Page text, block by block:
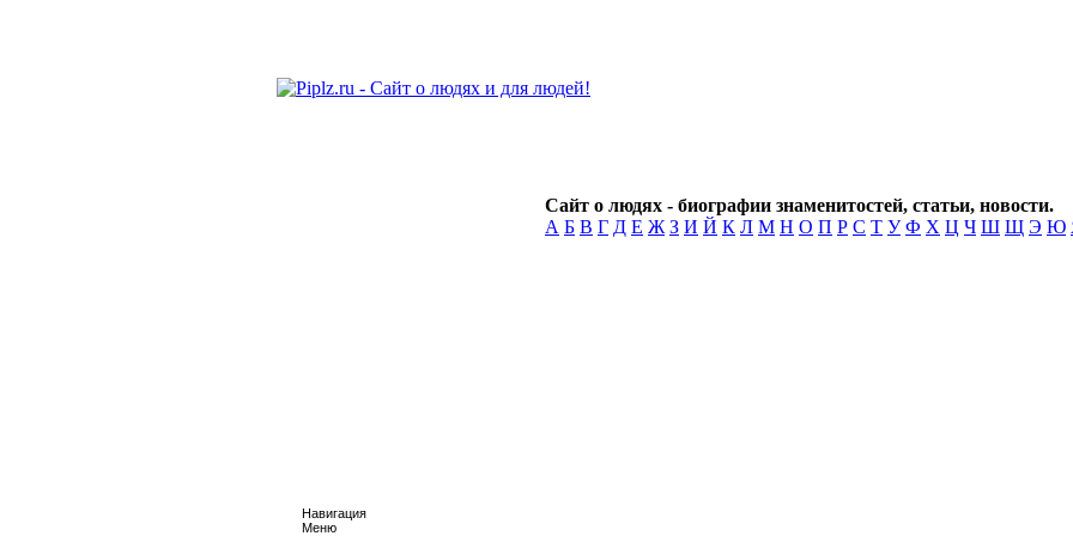
Сайт о людях - биографии знаменитостей, статьи, новости.
А Б В Г Д Е Ж З И Й К Л М Н О П Р С Т У Ф Х Ц Ч Ш Щ Э Ю
Навигация
Меню